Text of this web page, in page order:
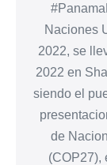
Naciones
2022, se
2022 en
siendo el
de
(COP27),